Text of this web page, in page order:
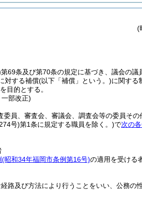
(
第69条及び第70条の規定に基づき、議会の議
対する補償(以下「補償」という。)に関する
目的とする。
部改正)
員、審査会、審議会、調査会等の委員そ
号)第1条に規定する職員を除く。)で次の
(昭和34年福岡市条例第16号)の適用を受ける
路及び方法により行うことをいい、公務の